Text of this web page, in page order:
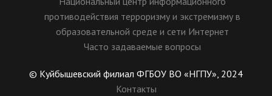
противодействия терроризму и экстремизму в
образовательной среде и сети Интернет
Часто задаваемые вопросы
© Куйбышевский филиал ФГБОУ ВО «НГПУ», 2024
Контакты